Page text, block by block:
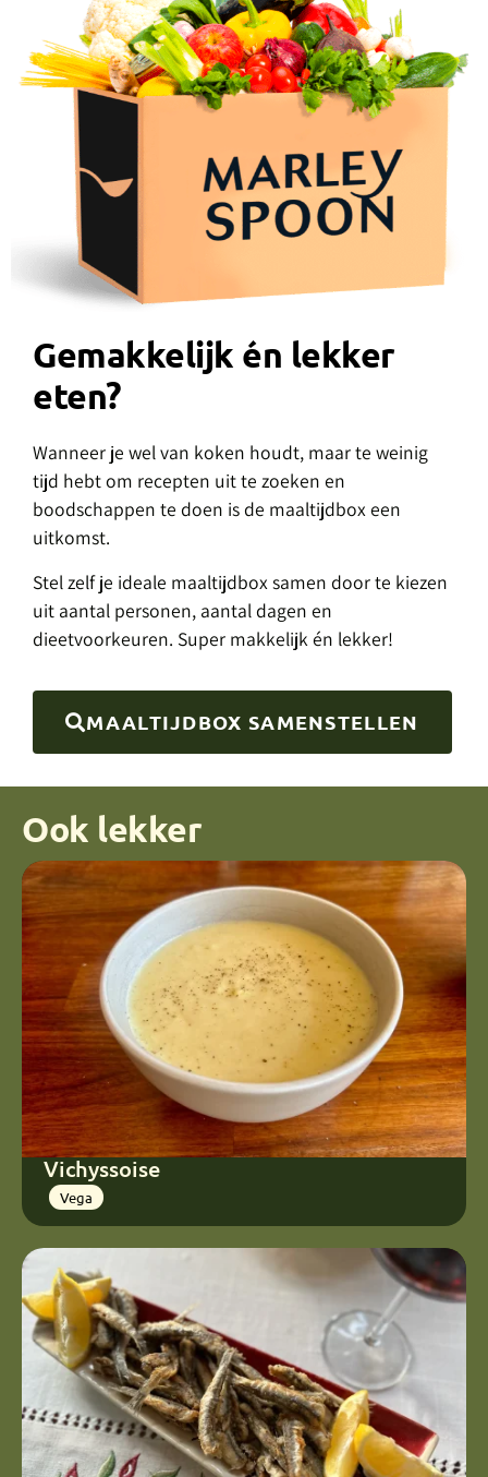
Gemakkelijk én lekker
eten?
Wanneer je wel van koken houdt, maar te weinig
tijd hebt om recepten uit te zoeken en
boodschappen te doen is de maaltijdbox een
uitkomst.
Stel zelf je ideale maaltijdbox samen door te kiezen
uit aantal personen, aantal dagen en
dieetvoorkeuren. Super makkelijk én lekker!
MAALTIJDBOX SAMENSTELLEN
Ook lekker
Vichyssoise
Vega